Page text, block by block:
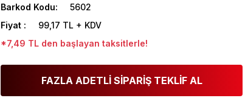
Barkod Kodu
5602
Fiyat
99,17 TL + KDV
*7,49 TL den başlayan taksitlerle!
FAZLA ADETLİ SİPARİŞ TEKLİF AL